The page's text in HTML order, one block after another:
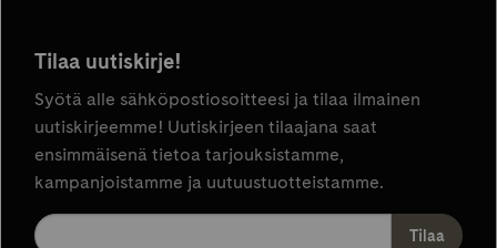
Tilaa uutiskirje!
Syötä alle sähköpostiosoitteesi ja tilaa ilmainen
uutiskirjeemme! Uutiskirjeen tilaajana saat
ensimmäisenä tietoa tarjouksistamme,
kampanjoistamme ja uutuustuotteistamme.